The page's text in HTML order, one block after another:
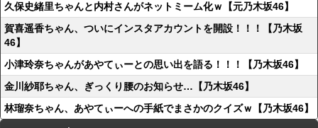
久保史緒里ちゃんと内村さんがネットミーム化ｗ【元乃木坂46】
賀喜遥香ちゃん、ついにインスタアカウントを開設！！！【乃木坂
46】
小津玲奈ちゃんがあやてぃーとの思い出を語る！！！【乃木坂46】
金川紗耶ちゃん、ぎっくり腰のお知らせ…【乃木坂46】
林瑠奈ちゃん、あやてぃーへの手紙でまさかのクイズｗ【乃木坂46】